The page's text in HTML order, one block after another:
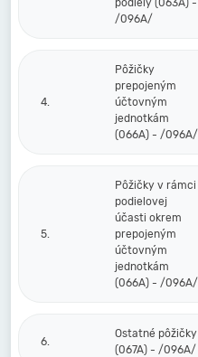
podiely (063A) -
/096A/
4.
Pôžičky
prepojeným
účtovným
jednotkám
(066A) - /096A/
5.
Pôžičky v rámci
podielovej
účasti okrem
prepojeným
účtovným
jednotkám
(066A) - /096A/
6.
Ostatné pôžičky
(067A) - /096A/